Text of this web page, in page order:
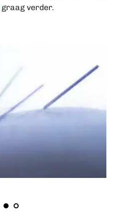
graag verder.